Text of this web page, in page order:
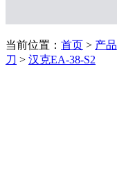
当前位置： 首页 > 产品
刀 > 汉克EA-38-S2